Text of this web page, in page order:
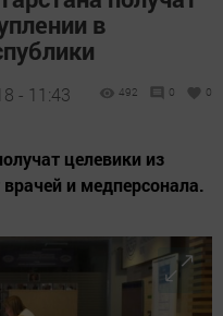
в
- 11:43 492 0 0
целевики из
и медперсонала.